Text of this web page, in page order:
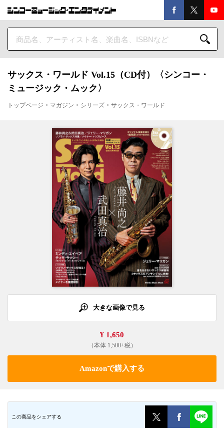
サックス・ワールド Vol.15（CD付）〈シンコー・
ミュージック・ムック〉
トップページ > マガジン > シリーズ > サックス・ワールド
大きな画像で見る
¥ 1,650
（本体 1,500+税）
Amazonで購入する
この商品をシェアする